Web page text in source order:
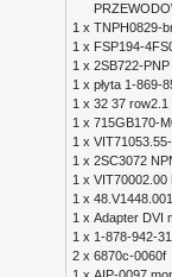
1 x TNPH0829-
1 x FSP194-
1 x 2SB722-
1 x płyta 1-869-
1 x 32 37
1 x 715GB170-
1 x
1 x 2SC3072
1 x VIT70002.00
1 x
1 x Adapter DVI
1 x 1-878-942-
2 x 6870c-0060f